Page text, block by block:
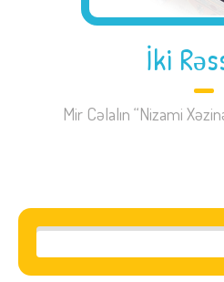
İki
Mir Cəlalın “Nizami